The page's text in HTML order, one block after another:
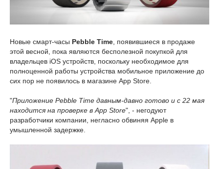
Новые смарт-часы Pebble Time , появившиеся в продаже
этой весной, пока являются бесполезной покупкой для
владельцев iOS устройств, поскольку необходимое для
полноценной работы устройства мобильное приложение до
сих пор не появилось в магазине App Store.
"Приложение Pebble Time давным-давно готово и с 22 мая
находится на проверке в App Store", - негодуют
разработчики компании, негласно обвиняя Apple в
умышленной задержке.